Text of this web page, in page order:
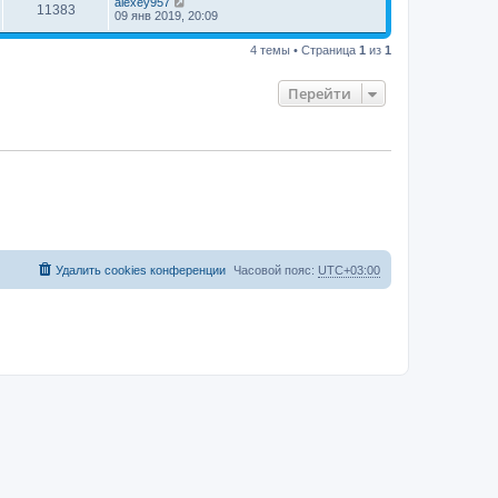
11383
09 янв 2019, 20:09
4 темы • Страница 1 из 1
Перейти
Часовой пояс: UTC+03:00
Удалить cookies конференции